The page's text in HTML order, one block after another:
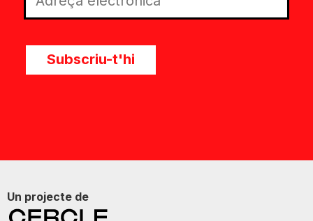
Subscriu-t'hi
Un projecte de